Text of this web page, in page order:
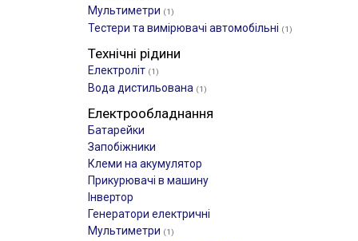
Мультиметри (1)
Тестери та вимірювачі автомобільні (1)
Технічні рідини
Електроліт (1)
Вода дистильована (1)
Електрообладнання
Батарейки
Запобіжники
Клеми на акумулятор
Прикурювачі в машину
Інвертор
Генератори електричні
Мультиметри (1)